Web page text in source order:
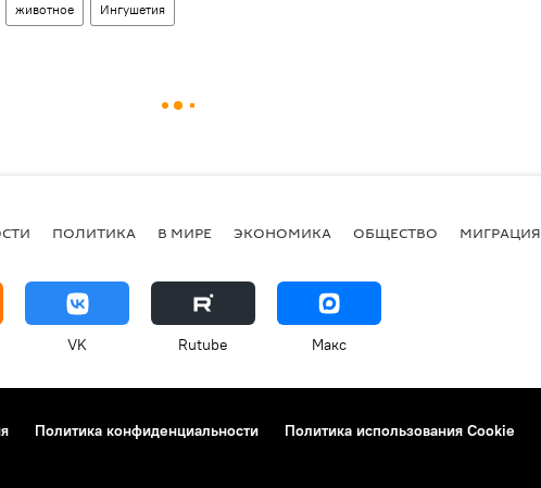
животное Ингушетия
ПОЛИТИКА В МИРЕ ЭКОНОМИКА ОБЩЕСТВО МИГРАЦИЯ
VK Rutube Макс
Политика конфиденциальности Политика использования Cookie